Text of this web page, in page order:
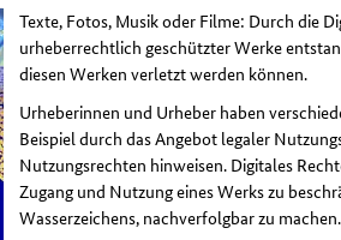
Texte, Fotos, Musik oder Filme: Durch die
urheberrechtlich geschützter Werke
diesen Werken verletzt werden können.
Urheberinnen und Urheber haben
Beispiel durch das Angebot legaler
Nutzungsrechten hinweisen. Digitales
Zugang und Nutzung eines Werks zu
Wasserzeichens, nachverfolgbar zu machen.